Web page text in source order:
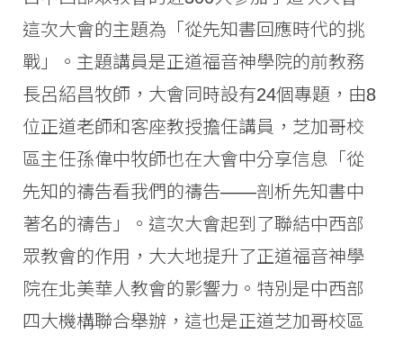
這次大會的主題為「從先知書回應時代的挑
戰」。主題講員是正道福音神學院的前教務
長呂紹昌牧師，大會同時設有24個專題，由8
位正道老師和客座教授擔任講員，芝加哥校
區主任孫偉中牧師也在大會中分享信息「從
先知的禱告看我們的禱告——剖析先知書中
著名的禱告」。這次大會起到了聯結中西部
眾教會的作用，大大地提升了正道福音神學
院在北美華人教會的影響力。特別是中西部
四大機構聯合舉辦，這也是正道芝加哥校區